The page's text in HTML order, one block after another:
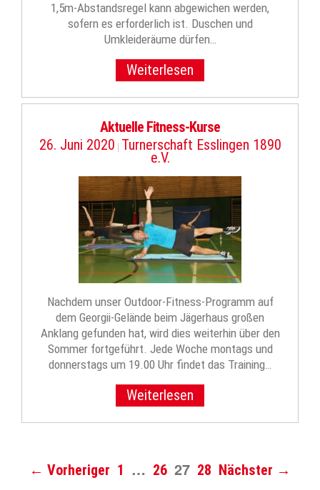
1,5m-Abstandsregel kann abgewichen werden,
sofern es erforderlich ist. Duschen und
Umkleideräume dürfen…
Weiterlesen
Aktuelle Fitness-Kurse
26. Juni 2020 | Turnerschaft Esslingen 1890
e.V.
Nachdem unser Outdoor-Fitness-Programm auf
dem Georgii-Gelände beim Jägerhaus großen
Anklang gefunden hat, wird dies weiterhin über den
Sommer fortgeführt. Jede Woche montags und
donnerstags um 19.00 Uhr findet das Training…
Weiterlesen
← Vorheriger 1 … 26 27 28 Nächster →